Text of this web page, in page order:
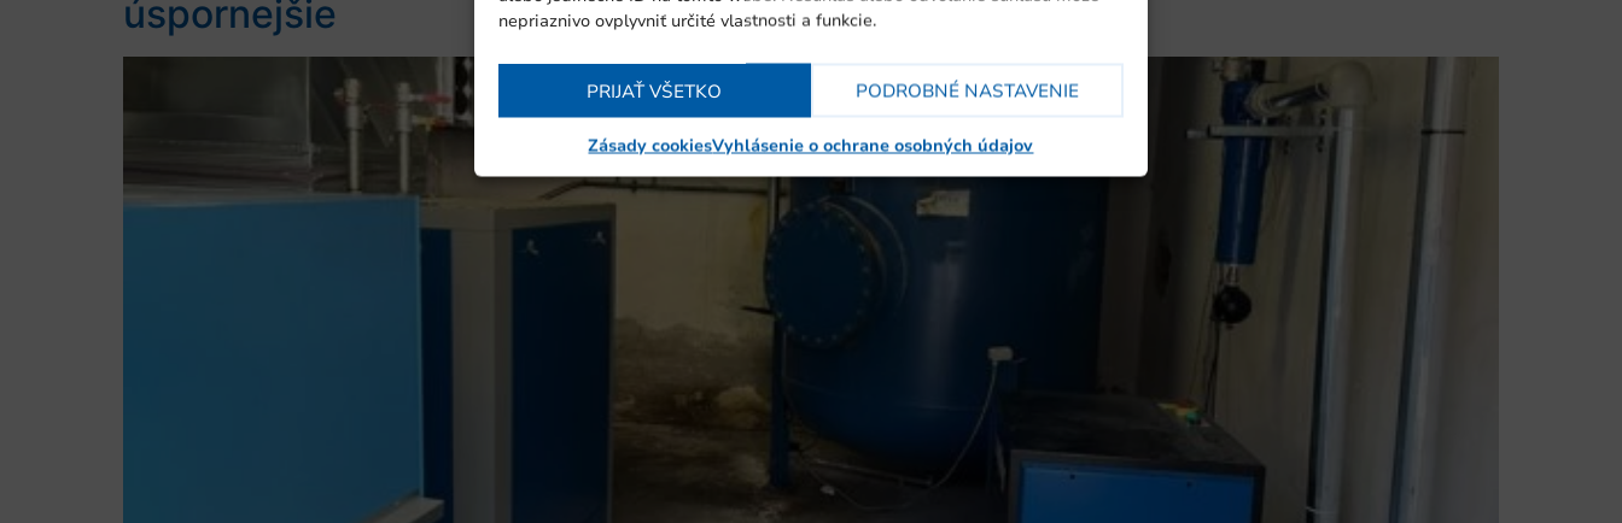
nepriaznivo ovplyvniť určité vlastnosti a funkcie.
PRIJAŤ VŠETKO PODROBNÉ NASTAVENIE
Zásady cookiesVyhlásenie o ochrane osobných údajov
úspornejšie